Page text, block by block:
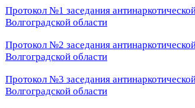
Протокол №1 заседания
Волгоградской области
Протокол №2 заседания
Волгоградской области
Протокол №3 заседания
Волгоградской области